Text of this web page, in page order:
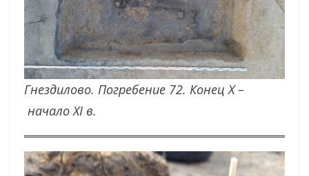
Гнездилово. Погребение 72. Конец X –
начало XI в.